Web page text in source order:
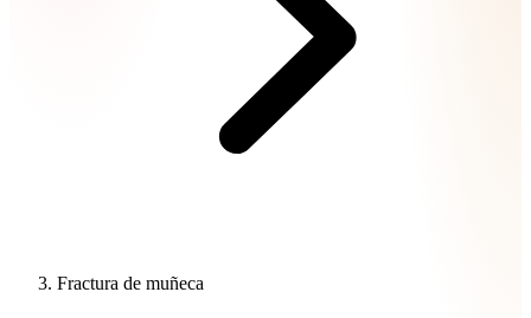
Fractura de muñeca